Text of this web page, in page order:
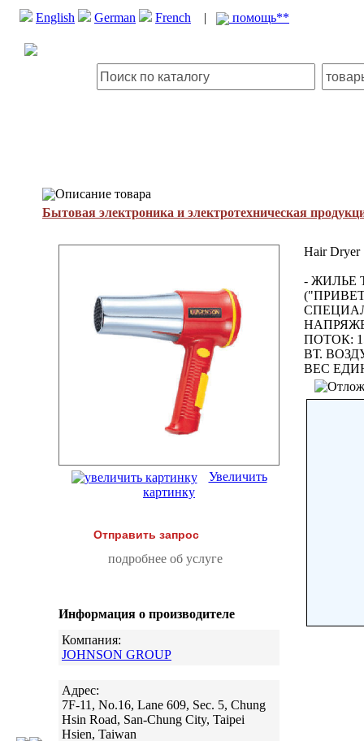
English German French | помощь**
Описание товара
Бытовая электроника и электротехническая
Увеличить
картинку
Отправить запрос
подробнее об услуге
Информация о производителе
Компания:
JOHNSON GROUP
Адрес:
7F-11, No.16, Lane 609, Sec. 5, Chung
Hsin Road, San-Chung City, Taipei
Hsien, Taiwan
Hair Dryer
- ЖИЛЬЕ
ПОТОК:
ВТ.
ВЕС